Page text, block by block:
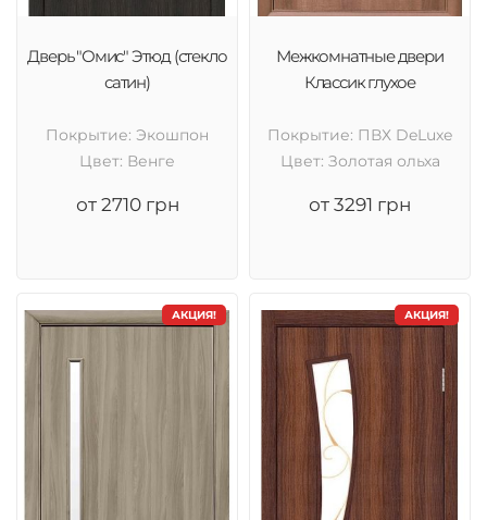
Дверь "Омис" Этюд (стекло
сатин)
Покрытие: Экошпон
Цвет: Венге
от 2710 грн
Межкомнатные двери
Классик глухое
Покрытие: ПВХ DeLuxe
Цвет: Золотая ольха
от 3291 грн
АКЦИЯ! АКЦИЯ!